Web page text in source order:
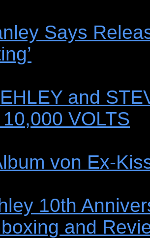
Says
and
VOLTS
von Ex-
10th
and